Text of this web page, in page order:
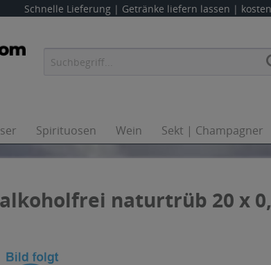
Schnelle Lieferung | Getränke liefern lassen |
Spirituosen Wein Sekt | Champagner
naturtrüb 20 x